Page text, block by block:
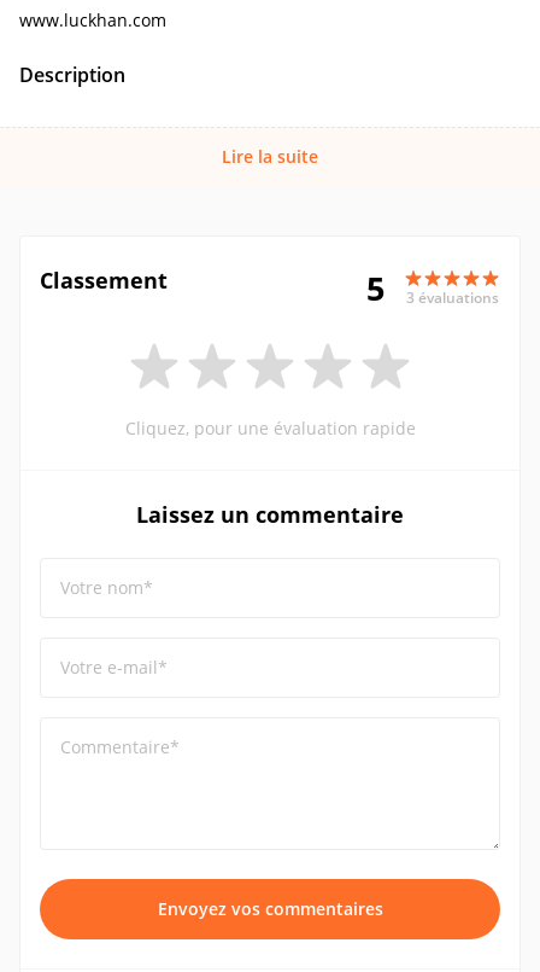
www.luckhan.com
Description
Lire la suite
Classement 5 3 évaluations
Cliquez, pour une évaluation rapide
Laissez un commentaire
Votre nom*
Votre e-mail*
Commentaire*
Envoyez vos commentaires